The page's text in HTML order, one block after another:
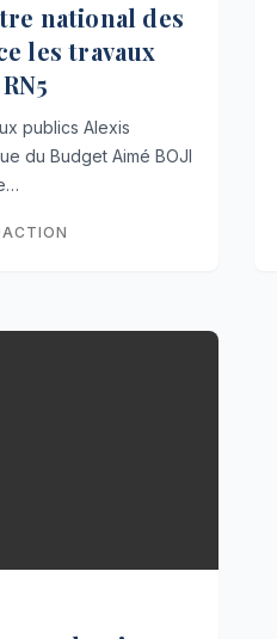
national des
les travaux
publics Alexis
du Budget Aimé BOJI